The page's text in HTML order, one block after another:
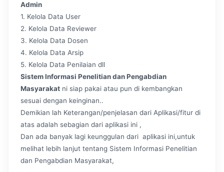
Admin
1. Kelola Data User
2. Kelola Data Reviewer
3. Kelola Data Dosen
4. Kelola Data Arsip
5. Kelola Data Penilaian dll
Sistem Informasi Penelitian dan Pengabdian
Masyarakat ni siap pakai atau pun di kembangkan
sesuai dengan keinginan..
Demikian lah Keterangan/penjelasan dari Aplikasi/fitur di
atas adalah sebagian dari aplikasi ini ,
Dan ada banyak lagi keunggulan dari aplikasi ini,untuk
melihat lebih lanjut tentang Sistem Informasi Penelitian
dan Pengabdian Masyarakat,